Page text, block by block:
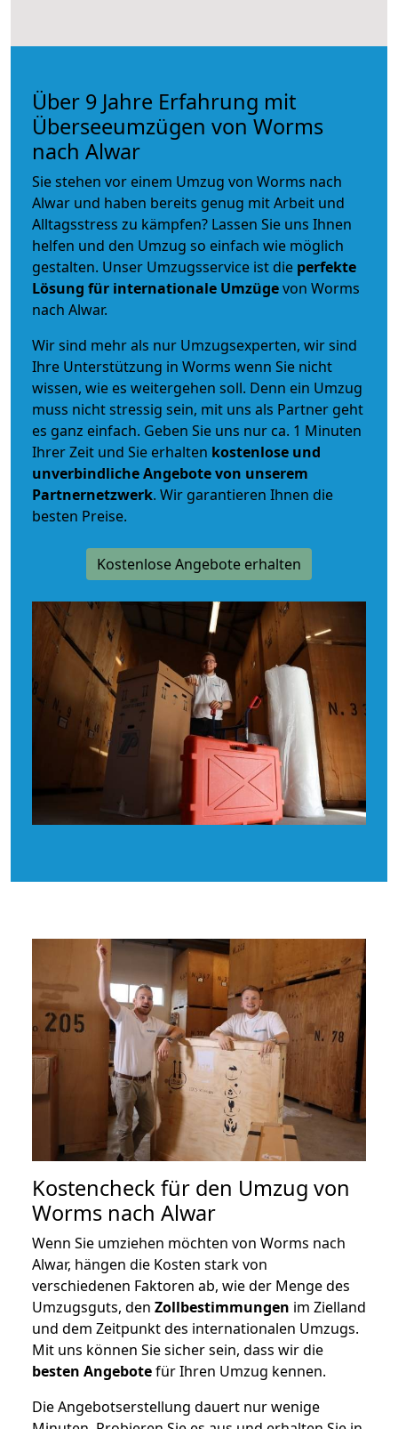
Über 9 Jahre Erfahrung mit
Überseeumzügen von Worms
nach Alwar
Sie stehen vor einem Umzug von Worms nach
Alwar und haben bereits genug mit Arbeit und
Alltagsstress zu kämpfen? Lassen Sie uns Ihnen
helfen und den Umzug so einfach wie möglich
gestalten. Unser Umzugsservice ist die perfekte
Lösung für internationale Umzügevon Worms
nach Alwar.
Wir sind mehr als nur Umzugsexperten, wir sind
Ihre Unterstützung in Worms wenn Sie nicht
wissen, wie es weitergehen soll. Denn ein Umzug
muss nicht stressig sein, mit uns als Partner geht
es ganz einfach. Geben Sie uns nur ca. 1 Minuten
Ihrer Zeit und Sie erhalten kostenlose und
unverbindlicheAngebote von unserem
Partnernetzwerk. Wir garantieren Ihnen die
besten Preise.
Kostenlose Angebote erhalten
Kostencheck für den Umzug von
Worms nach Alwar
Wenn Sie umziehen möchten von Worms nach
Alwar, hängen die Kosten stark von
verschiedenen Faktoren ab, wie der Menge des
Umzugsguts, den Zollbestimmungen im Zielland
und dem Zeitpunkt des internationalen Umzugs.
Mit uns können Sie sicher sein, dass wir die
besten Angebotefür Ihren Umzug kennen.
Die Angebotserstellung dauert nur wenige